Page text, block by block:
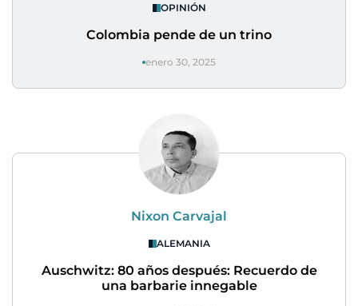
OPINIÓN
Colombia pende de un trino
enero 30, 2025
Nixon Carvajal
ALEMANIA
Auschwitz: 80 años después: Recuerdo de
una barbarie innegable